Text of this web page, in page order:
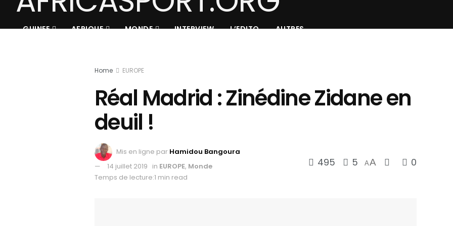
GUINEE AFRIQUE MONDE INTERVIEW L’EDITO AUTRES
Home EUROPE
Réal Madrid : Zinédine Zidane en
deuil !
Mis en ligne par Hamidou Bangoura
14 juillet 2019 in EUROPE, Monde
Temps de lecture:1 min read
495 5 AA 0